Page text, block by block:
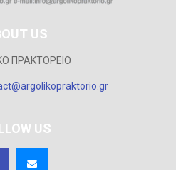
US
ΠΡΑΚΤΟΡΕΙΟ
US